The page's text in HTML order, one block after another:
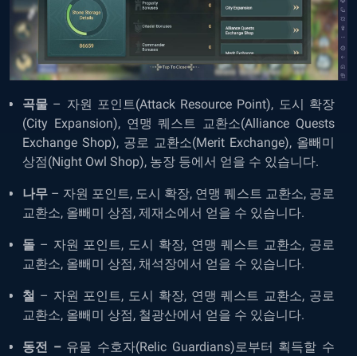
곡물 – 자원 포인트(Attack Resource Point), 도시 확장
(City Expansion), 연맹 퀘스트 교환소(Alliance Quests
Exchange Shop), 공로 교환소(Merit Exchange), 올빼미
상점(Night Owl Shop), 농장 등에서 얻을 수 있습니다.
나무 – 자원 포인트, 도시 확장, 연맹 퀘스트 교환소, 공로
교환소, 올빼미 상점, 제재소에서 얻을 수 있습니다.
돌 – 자원 포인트, 도시 확장, 연맹 퀘스트 교환소, 공로
교환소, 올빼미 상점, 채석장에서 얻을 수 있습니다.
철 – 자원 포인트, 도시 확장, 연맹 퀘스트 교환소, 공로
교환소, 올빼미 상점, 철광산에서 얻을 수 있습니다.
동전 – 유물 수호자(Relic Guardians)로부터 획득할 수